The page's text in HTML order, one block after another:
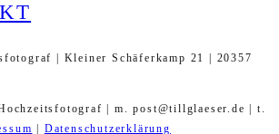
| Kleiner Schäferkamp 21 | 20357
| m. post@tillglaeser.de | t.
Datenschutzerklärung